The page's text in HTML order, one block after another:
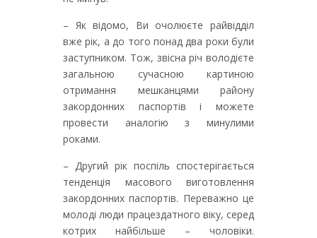
– Як відомо, Ви очолюєте райвідділ
вже рік, а до того понад два роки були
заступником. Тож, звісна річ володієте
загальною сучасною картиною
отримання мешканцями району
закордонних паспортів і можете
провести аналогію з минулими
роками.
– Другий рік поспіль спостерігається
тенденція масового виготовлення
закордонних паспортів. Переважно це
молоді люди працездатного віку, серед
котрих найбільше – чоловіки.